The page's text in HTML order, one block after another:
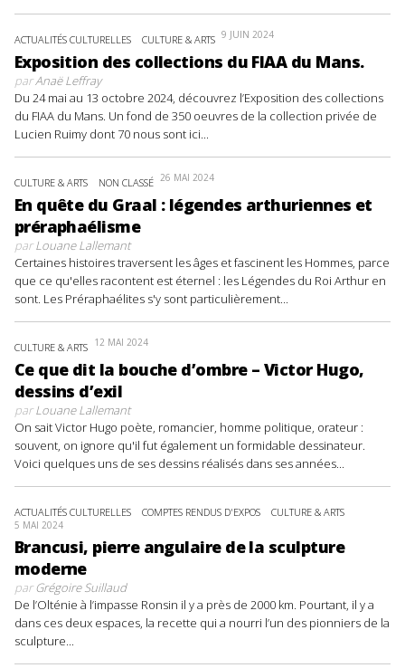
ACTUALITÉS CULTURELLES CULTURE & ARTS 9 JUIN 2024
Exposition des collections du FIAA du Mans.
parAnaë Leffray
Du 24 mai au 13 octobre 2024, découvrez l’Exposition des collections
du FIAA du Mans. Un fond de 350 oeuvres de la collection privée de
Lucien Ruimy dont 70 nous sont ici...
CULTURE & ARTS NON CLASSÉ 26 MAI 2024
En quête du Graal : légendes arthuriennes et
préraphaélisme
parLouane Lallemant
Certaines histoires traversent les âges et fascinent les Hommes, parce
que ce qu'elles racontent est éternel : les Légendes du Roi Arthur en
sont. Les Préraphaélites s'y sont particulièrement...
CULTURE & ARTS 12 MAI 2024
Ce que dit la bouche d’ombre – Victor Hugo,
dessins d’exil
parLouane Lallemant
On sait Victor Hugo poète, romancier, homme politique, orateur :
souvent, on ignore qu'il fut également un formidable dessinateur.
Voici quelques uns de ses dessins réalisés dans ses années...
ACTUALITÉS CULTURELLES COMPTES RENDUS D'EXPOS CULTURE & ARTS
5 MAI 2024
Brancusi, pierre angulaire de la sculpture
moderne
parGrégoire Suillaud
De l’Olténie à l’impasse Ronsin il y a près de 2000 km. Pourtant, il y a
dans ces deux espaces, la recette qui a nourri l’un des pionniers de la
sculpture...